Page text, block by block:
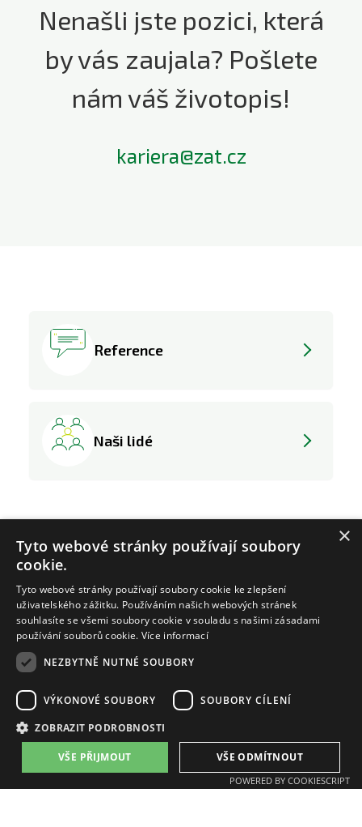
Nenašli jste pozici, která
by vás zaujala? Pošlete
nám váš životopis!
kariera@zat.cz
Reference
Naši lidé
email:
zat@zat.cz
+420 318 652 111
telefon: +420 377 438 111
Pobočky:
Příbram, K Podlesí 541
×
Tyto webové stránky používají soubory
cookie.
Tyto webové stránky používají soubory cookie ke zlepšení
uživatelského zážitku. Používáním našich webových stránek
souhlasíte se všemi soubory cookie v souladu s našimi zásadami
používání souborů cookie. Více informací
NEZBYTNĚ NUTNÉ SOUBORY
VÝKONOVÉ SOUBORY SOUBORY CÍLENÍ
ZOBRAZIT PODROBNOSTI
VŠE PŘIJMOUT VŠE ODMÍTNOUT
POWERED BY COOKIESCRIPT